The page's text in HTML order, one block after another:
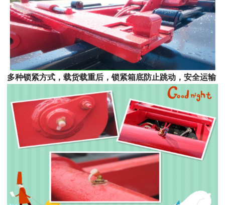
多种锁紧方式，载货载重后，锁紧箱底防止跳动，安全运输